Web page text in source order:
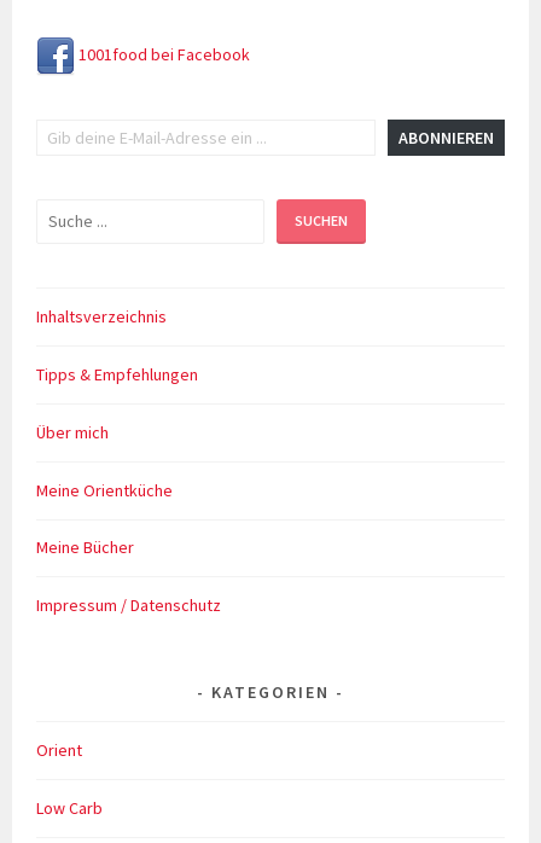
1001food bei Facebook
ABONNIEREN
Suchen SUCHEN
Inhaltsverzeichnis
Tipps & Empfehlungen
Über mich
Meine Orientküche
Meine Bücher
Impressum / Datenschutz
KATEGORIEN
Orient
Low Carb